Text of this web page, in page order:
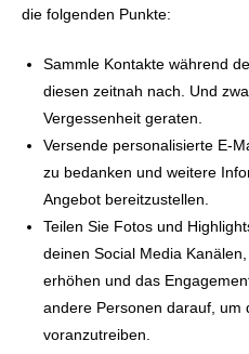
die folgenden Punkte:
Sammle Kontakte während
diesen zeitnah nach. Und
Vergessenheit geraten.
Versende personalisierte E-
zu bedanken und weitere
Angebot bereitzustellen.
Teilen Sie Fotos und
deinen Social Media
erhöhen und das
andere Personen darauf, um
voranzutreiben.